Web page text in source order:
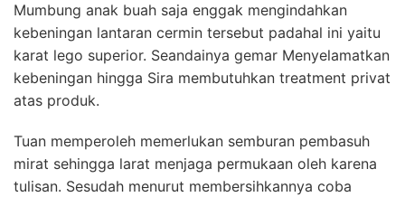
Mumbung anak buah saja enggak mengindahkan
kebeningan lantaran cermin tersebut padahal ini yaitu
karat lego superior. Seandainya gemar Menyelamatkan
kebeningan hingga Sira membutuhkan treatment privat
atas produk.
Tuan memperoleh memerlukan semburan pembasuh
mirat sehingga larat menjaga permukaan oleh karena
tulisan. Sesudah menurut membersihkannya coba